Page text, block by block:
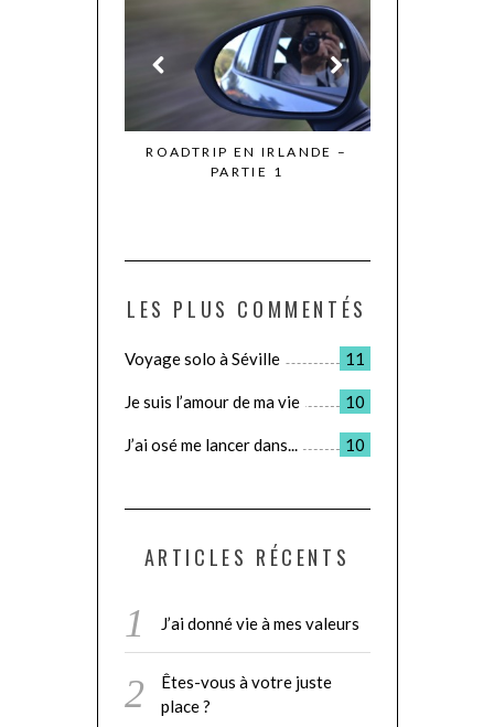
SE FAIRE MAL POUR SE FAIRE
DU BIEN
LES PLUS COMMENTÉS
11
Voyage solo à Séville
10
Je suis l’amour de ma vie
10
J’ai osé me lancer dans...
ARTICLES RÉCENTS
J’ai donné vie à mes valeurs
Êtes-vous à votre juste
place ?